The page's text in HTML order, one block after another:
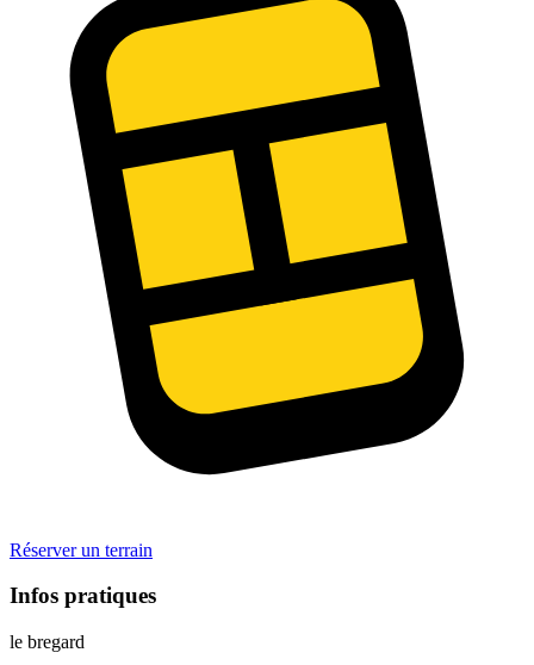
Réserver un terrain
Infos pratiques
le bregard